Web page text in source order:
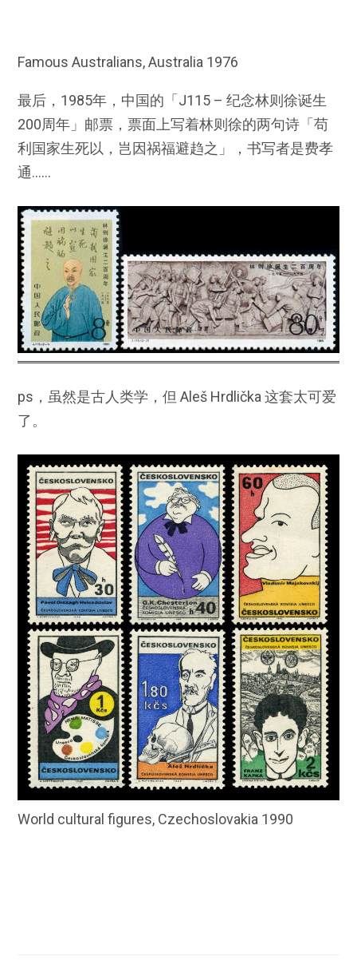
Famous Australians, Australia 1976
最后，1985年，中国的「J115 – 纪念林则徐诞生
200周年」邮票，票面上写着林则徐的两句诗「苟
利国家生死以，岂因祸福避趋之」，书写者是费孝
通……
ps，虽然是古人类学，但 Aleš Hrdlička 这套太可爱
了。
World cultural figures, Czechoslovakia 1990